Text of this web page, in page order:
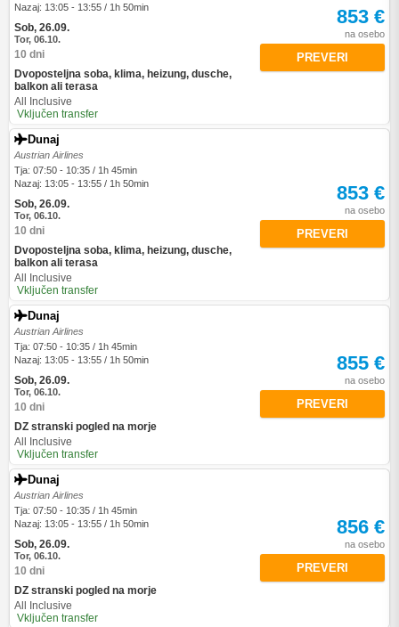
Nazaj: 13:05 - 13:55 / 1h 50min
Sob, 26.09.
Tor, 06.10.
10 dni
Dvoposteljna soba, klima, heizung, dusche,
balkon ali terasa
All Inclusive
Vključen transfer
853 €
na osebo
PREVERI
Dunaj
Austrian Airlines
Tja: 07:50 - 10:35 / 1h 45min
Nazaj: 13:05 - 13:55 / 1h 50min
Sob, 26.09.
Tor, 06.10.
10 dni
Dvoposteljna soba, klima, heizung, dusche,
balkon ali terasa
All Inclusive
Vključen transfer
853 €
na osebo
PREVERI
Dunaj
Austrian Airlines
Tja: 07:50 - 10:35 / 1h 45min
Nazaj: 13:05 - 13:55 / 1h 50min
Sob, 26.09.
Tor, 06.10.
10 dni
DZ stranski pogled na morje
All Inclusive
Vključen transfer
855 €
na osebo
PREVERI
Dunaj
Austrian Airlines
Tja: 07:50 - 10:35 / 1h 45min
Nazaj: 13:05 - 13:55 / 1h 50min
Sob, 26.09.
Tor, 06.10.
10 dni
DZ stranski pogled na morje
All Inclusive
Vključen transfer
856 €
na osebo
PREVERI